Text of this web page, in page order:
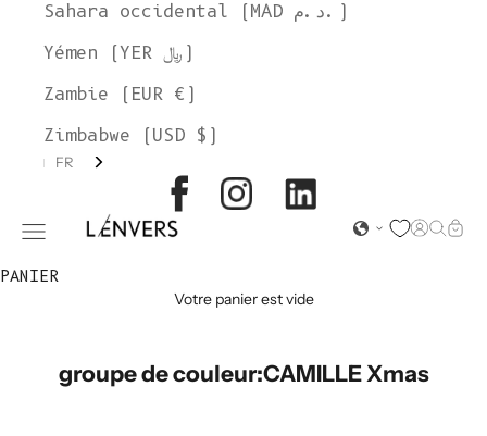
L'ENVERS
Ouvrir le menu de navigation Page
Sahara occidental (MAD د.م.)
Yémen (YER ﷼)
Zambie (EUR €)
Zimbabwe (USD $)
FR
PANIER
Votre panier est vide
groupe de couleur:CAMILLE Xmas